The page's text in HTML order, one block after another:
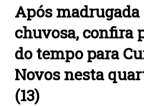
Após madrugada
chuvosa, confira
do tempo para
Novos nesta
(13)